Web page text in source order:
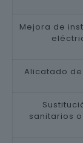
Mejora de
Alicatado
sanitarios